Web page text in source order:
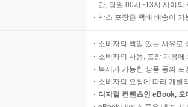
단, 당일 00시~13시 사이의
박스 포장은 택배 배송이
소비자의 책임 있는 사유로
소비자의 사용, 포장 개봉
복제가 가능한 상품 등의
소비자의 요청에 따라 개별
디지털 컨텐츠인 eBook,